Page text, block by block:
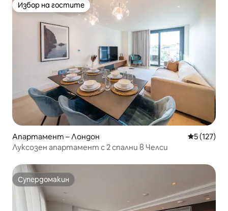
Избор на гостите
Избор на гостите
Апартамент – Лондон Средна
5 (127)
Луксозен апартамент с 2 спални в Челси
Супердомакин
Супердомакин